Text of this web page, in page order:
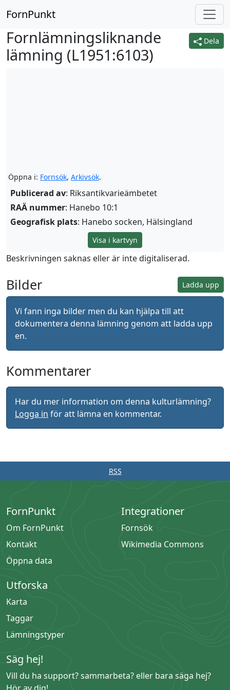
FornPunkt
Dela
Fornlämningsliknande
lämning (L1951:6103)
Öppna i: Fornsök, Arkivsök.
Publicerad av: Riksantikvarieämbetet
RAÄ nummer: Hanebo 10:1
Geografisk plats: Hanebo socken, Hälsingland
Visa i kartvyn
Beskrivningen saknas eller är inte digitaliserad.
Ladda upp
Bilder
Vi fann inga bilder men du kan hjälpa till att
dokumentera denna lämning genom att ladda upp
en.
Kommentarer
Har du mer information om denna kulturlämning?
Logga in för att lämna en kommentar.
RSS
FornPunkt
Om FornPunkt
Kontakt
Öppna data
Integrationer
Fornsök
Wikimedia Commons
Utforska
Karta
Taggar
Lämningstyper
Säg hej!
Vill du ha support? sammarbeta? eller bara säga hej?